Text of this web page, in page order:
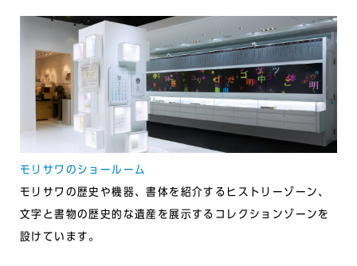
モリサワのショールーム
モリサワの歴史や機器、書体を紹介するヒストリーゾーン、
⽂字と書物の歴史的な遺産を展⽰するコレクションゾーンを
設けています。